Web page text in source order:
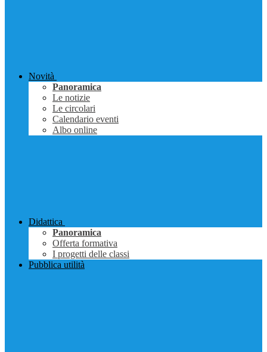
Novità
Panoramica
Le notizie
Le circolari
Calendario eventi
Albo online
Didattica
Panoramica
Offerta formativa
I progetti delle classi
Pubblica utilità